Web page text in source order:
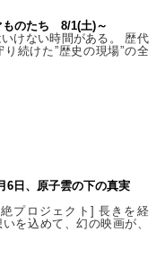
ものたち 8/1(土)～
けない時間がある。 歴代
続けた”歴史の現場”の全
6日、原子雲の下の真実
プロジェクト] 長きを経
を込めて、幻の映画が、